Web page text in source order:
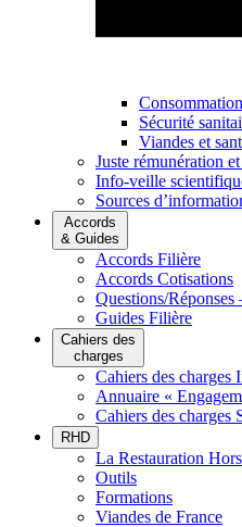
Consommation
Sécurité
Viandes et
Juste rémunération
Info-veille
Sources
Accords
& Guides
Accords Filière
Accords Cotisations
Questions/
Guides Filière
Cahiers des
charges
Cahiers des charges
Annuaire «
Cahiers des charges
RHD
La Restauration
Outils
Formations
Viandes de France